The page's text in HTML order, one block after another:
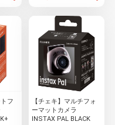
フ
【チェキ】マルチフォ
ーマットカメラ
INSTAX PAL BLACK